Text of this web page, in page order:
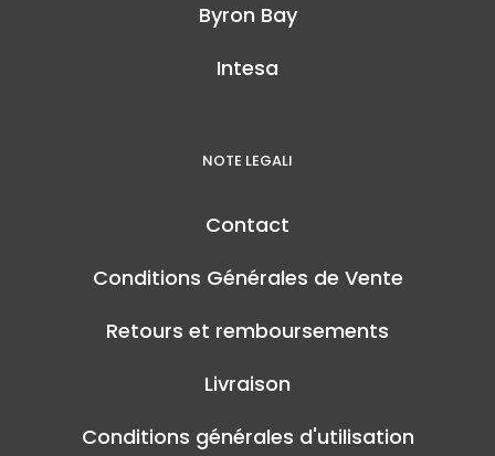
Byron Bay
Intesa
NOTE LEGALI
Contact
Conditions Générales de Vente
Retours et remboursements
Livraison
Conditions générales d'utilisation